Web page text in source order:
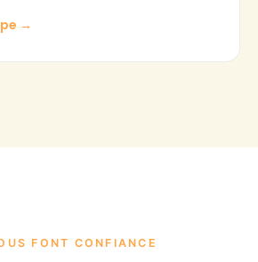
→
FONT CONFIANCE